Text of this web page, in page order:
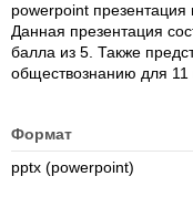
powerpoint презентация
Данная презентация
балла из 5. Также
обществознанию для 11
Формат
pptx (powerpoint)